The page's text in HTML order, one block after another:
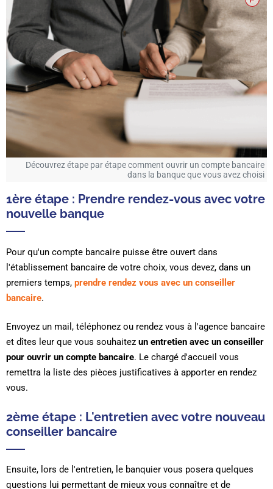
Découvrez étape par étape comment ouvrir un compte bancaire
dans la banque que vous avez choisi
1ère étape : Prendre rendez-vous avec votre
nouvelle banque
Pour qu'un compte bancaire puisse être ouvert dans
l'établissement bancaire de votre choix, vous devez, dans un
premiers temps, prendre rendez vous avec un conseiller
bancaire.
Envoyez un mail, téléphonez ou rendez vous à l'agence bancaire
et dîtes leur que vous souhaitez un entretien avec un conseiller
pour ouvrir un compte bancaire. Le chargé d'accueil vous
remettra la liste des pièces justificatives à apporter en rendez
vous.
2ème étape : L'entretien avec votre nouveau
conseiller bancaire
Ensuite, lors de l'entretien, le banquier vous posera quelques
questions lui permettant de mieux vous connaître et de